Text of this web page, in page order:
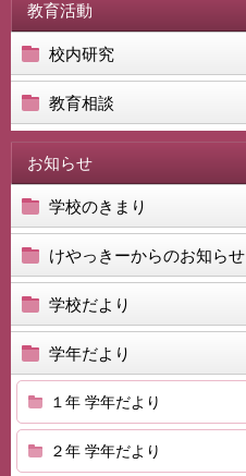
教育活動
校内研究
教育相談
お知らせ
学校のきまり
けやっきーからのお知らせ
学校だより
学年だより
１年 学年だより
２年 学年だより